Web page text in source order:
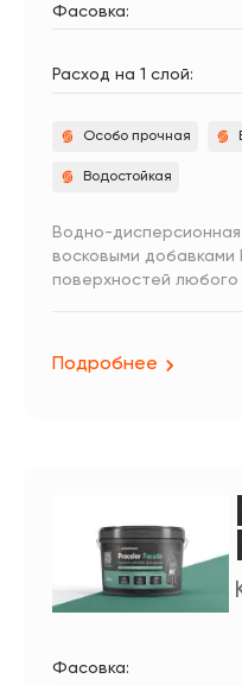
Фасовка:
Расход на 1 слой:
Особо прочная
Водостойкая
Водно-
восковыми добавками
поверхностей любого
Подробнее
Фасовка: